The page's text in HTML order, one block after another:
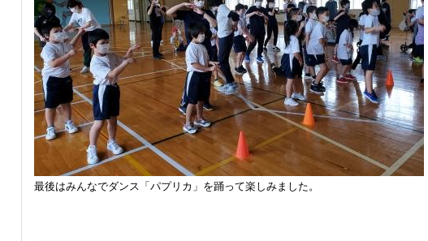
最後はみんなでダンス「パプリカ」を踊って楽しみました。